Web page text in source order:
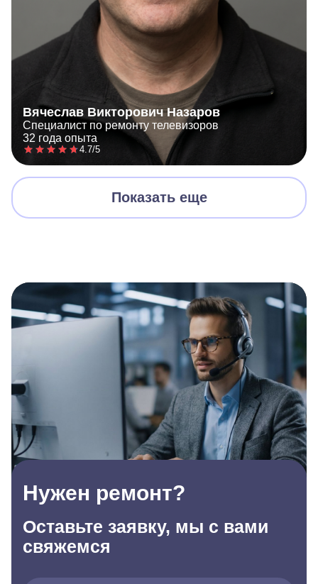
Вячеслав Викторович Назаров
Специалист по ремонту телевизоров
32 года опыта
4.7/5
Показать еще
Нужен ремонт?
Оставьте заявку, мы с вами
свяжемся